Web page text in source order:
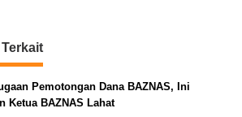
g
s
Pemotongan Dana BAZNAS, Ini
Ketua BAZNAS Lahat